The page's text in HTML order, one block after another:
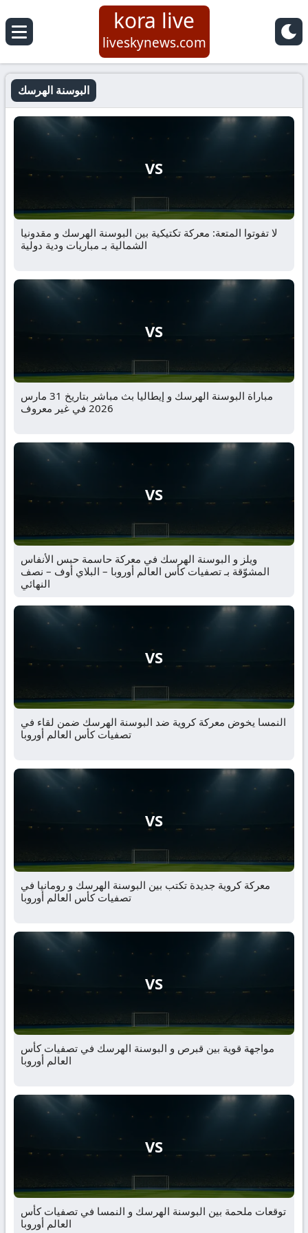
kora live
liveskynews.com
البوسنة الهرسك
VS
لا تفوتوا المتعة: معركة تكتيكية بين البوسنة الهرسك و مقدونيا
الشمالية بـ مباريات ودية دولية
VS
مباراة البوسنة الهرسك و إيطاليا بث مباشر بتاريخ 31 مارس
2026 في غير معروف
VS
ويلز و البوسنة الهرسك في معركة حاسمة حبس الأنفاس
المشوّقة بـ تصفيات كأس العالم أوروبا – البلاي أوف – نصف
النهائي
VS
النمسا يخوض معركة كروية ضد البوسنة الهرسك ضمن لقاء في
تصفيات كأس العالم أوروبا
VS
معركة كروية جديدة تكتب بين البوسنة الهرسك و رومانيا في
تصفيات كأس العالم أوروبا
VS
مواجهة قوية بين قبرص و البوسنة الهرسك في تصفيات كأس
العالم أوروبا
VS
توقعات ملحمة بين البوسنة الهرسك و النمسا في تصفيات كأس
العالم أوروبا